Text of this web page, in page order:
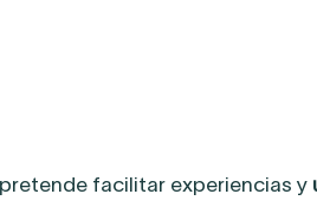
facilitar experiencias y